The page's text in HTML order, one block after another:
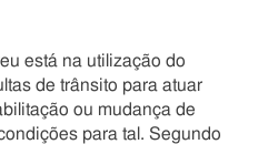
está na utilização do
de trânsito para atuar
ou mudança de
para tal. Segundo